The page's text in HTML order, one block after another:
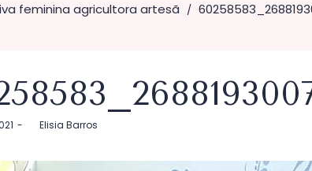
feminina agricultora artesã /
byElisia Barros